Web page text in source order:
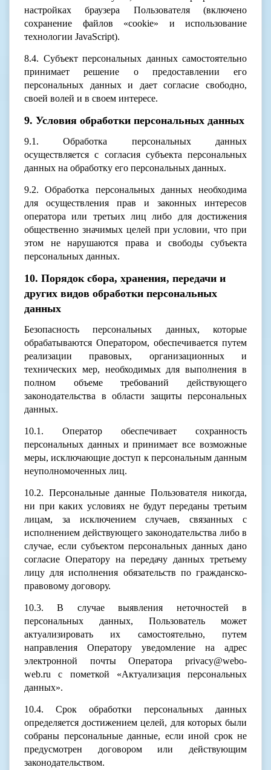
настройках браузера Пользователя (включено
сохранение файлов «cookie» и использование
технологии JavaScript).
8.4. Субъект персональных данных самостоятельно
принимает решение о предоставлении его
персональных данных и дает согласие свободно,
своей волей и в своем интересе.
9. Условия обработки персональных данных
9.1. Обработка персональных данных
осуществляется с согласия субъекта персональных
данных на обработку его персональных данных.
9.2. Обработка персональных данных необходима
для осуществления прав и законных интересов
оператора или третьих лиц либо для достижения
общественно значимых целей при условии, что при
этом не нарушаются права и свободы субъекта
персональных данных.
10. Порядок сбора, хранения, передачи и
других видов обработки персональных
данных
Безопасность персональных данных, которые
обрабатываются Оператором, обеспечивается путем
реализации правовых, организационных и
технических мер, необходимых для выполнения в
полном объеме требований действующего
законодательства в области защиты персональных
данных.
10.1. Оператор обеспечивает сохранность
персональных данных и принимает все возможные
меры, исключающие доступ к персональным данным
неуполномоченных лиц.
10.2. Персональные данные Пользователя никогда,
ни при каких условиях не будут переданы третьим
лицам, за исключением случаев, связанных с
исполнением действующего законодательства либо в
случае, если субъектом персональных данных дано
согласие Оператору на передачу данных третьему
лицу для исполнения обязательств по гражданско-
правовому договору.
10.3. В случае выявления неточностей в
персональных данных, Пользователь может
актуализировать их самостоятельно, путем
направления Оператору уведомление на адрес
электронной почты Оператора privacy@webo-
web.ru с пометкой «Актуализация персональных
данных».
10.4. Срок обработки персональных данных
определяется достижением целей, для которых были
собраны персональные данные, если иной срок не
предусмотрен договором или действующим
законодательством.